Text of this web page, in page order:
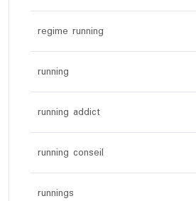
regime running
running
running addict
running conseil
runnings